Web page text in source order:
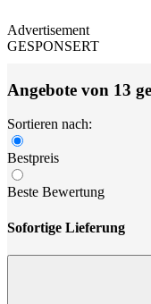
Advertisement
GESPONSERT
Angebote von 13
Sortieren nach:
Bestpreis
Beste Bewertung
Sofortige Lieferung